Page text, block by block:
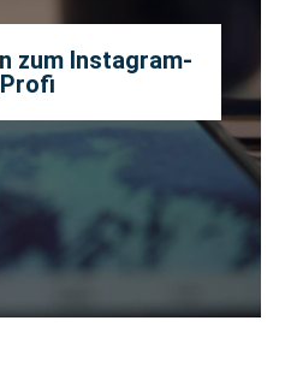
zum Instagram-
Profi